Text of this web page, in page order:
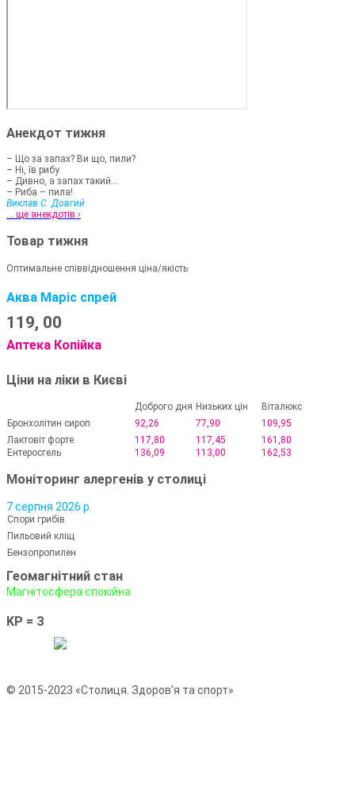
Анекдот тижня
– Що за запах? Ви що, пили?
– Ні, їв рибу.
– Дивно, а запах такий...
– Риба – пила!
Виклав С. Довгий
... ще анекдотів ›
Товар тижня
Оптимальне співвідношення ціна/якість
Аква Маріс спрей
119, 00
Аптека Копійка
Ціни на ліки в Києві
Доброго дня Низьких цін
Віталюкс
Бронхолітин сироп
92,26 77,90
109,95
Лактовіт форте
117,80 117,45
161,80
Ентеросгель
136,09 113,00 162,53
Моніторинг алергенів у столиці
7 серпня 2026 р.
Спори грибів
Пильовий кліщ
Бензопропилен
Геомагнітний стан
Магнітосфера спокійна
KP = 3
© 2015-2023 «Столиця. Здоров'я та спорт»